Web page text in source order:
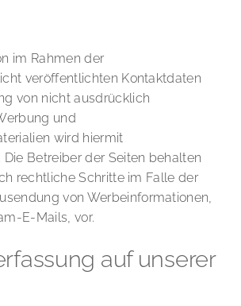
im Rahmen der
veröffentlichten Kontaktdaten
von nicht ausdrücklich
und
wird hiermit
Betreiber der Seiten behalten
rechtliche Schritte im Falle der
von Werbeinformationen,
E-Mails, vor.
auf unserer